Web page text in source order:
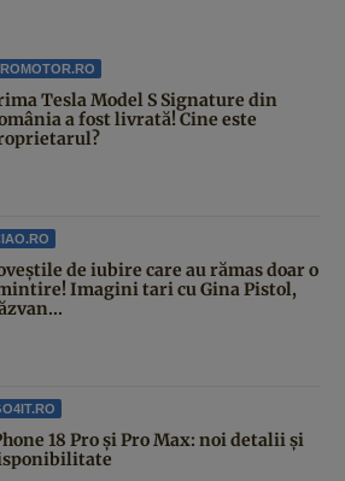
Tesla Model S Signature din
a fost livrată! Cine este
de iubire care au rămas doar o
Imagini tari cu Gina Pistol,
18 Pro și Pro Max: noi detalii și